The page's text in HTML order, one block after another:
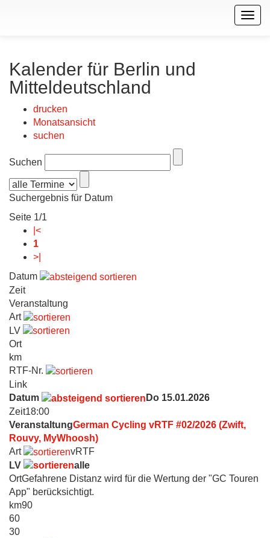
Kalender für Berlin und
Mitteldeutschland
drucken
Monatsansicht
suchen
Suchen
Suchergebnis für Datum
Seite 1/1
|<
1
>|
Datum
Zeit
Veranstaltung
Art
LV
Ort
km
RTF-Nr.
Link
Datum
Do 15.01.2026
Zeit18:00
VeranstaltungGerman Cycling vRTF #02/2026 (Zwift,
Rouvy, MyWhoosh)
Art
vRTF
LV
alle
OrtGefahrene Distanz wird für die Wertung der "GC Touren
App" berücksichtigt.
km90
60
30